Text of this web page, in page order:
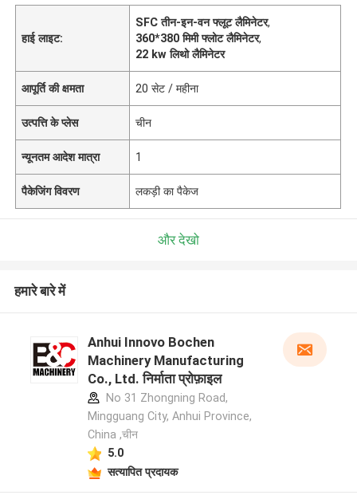
हाई लाइट:
SFC तीन-इन-वन फ्लूट लैमिनेटर,
360*380 मिमी फ्लोट लैमिनेटर,
22 kw लिथो लैमिनेटर
आपूर्ति की क्षमता 20 सेट / महीना
उत्पत्ति के प्लेस चीन
न्यूनतम आदेश मात्रा 1
पैकेजिंग विवरण लकड़ी का पैकेज
और देखो
हमारे बारे में
Anhui Innovo Bochen
Machinery Manufacturing
Co., Ltd. निर्माता प्रोफ़ाइल
No 31 Zhongning Road,
Mingguang City, Anhui Province,
China ,चीन
5.0
सत्यापित प्रदायक